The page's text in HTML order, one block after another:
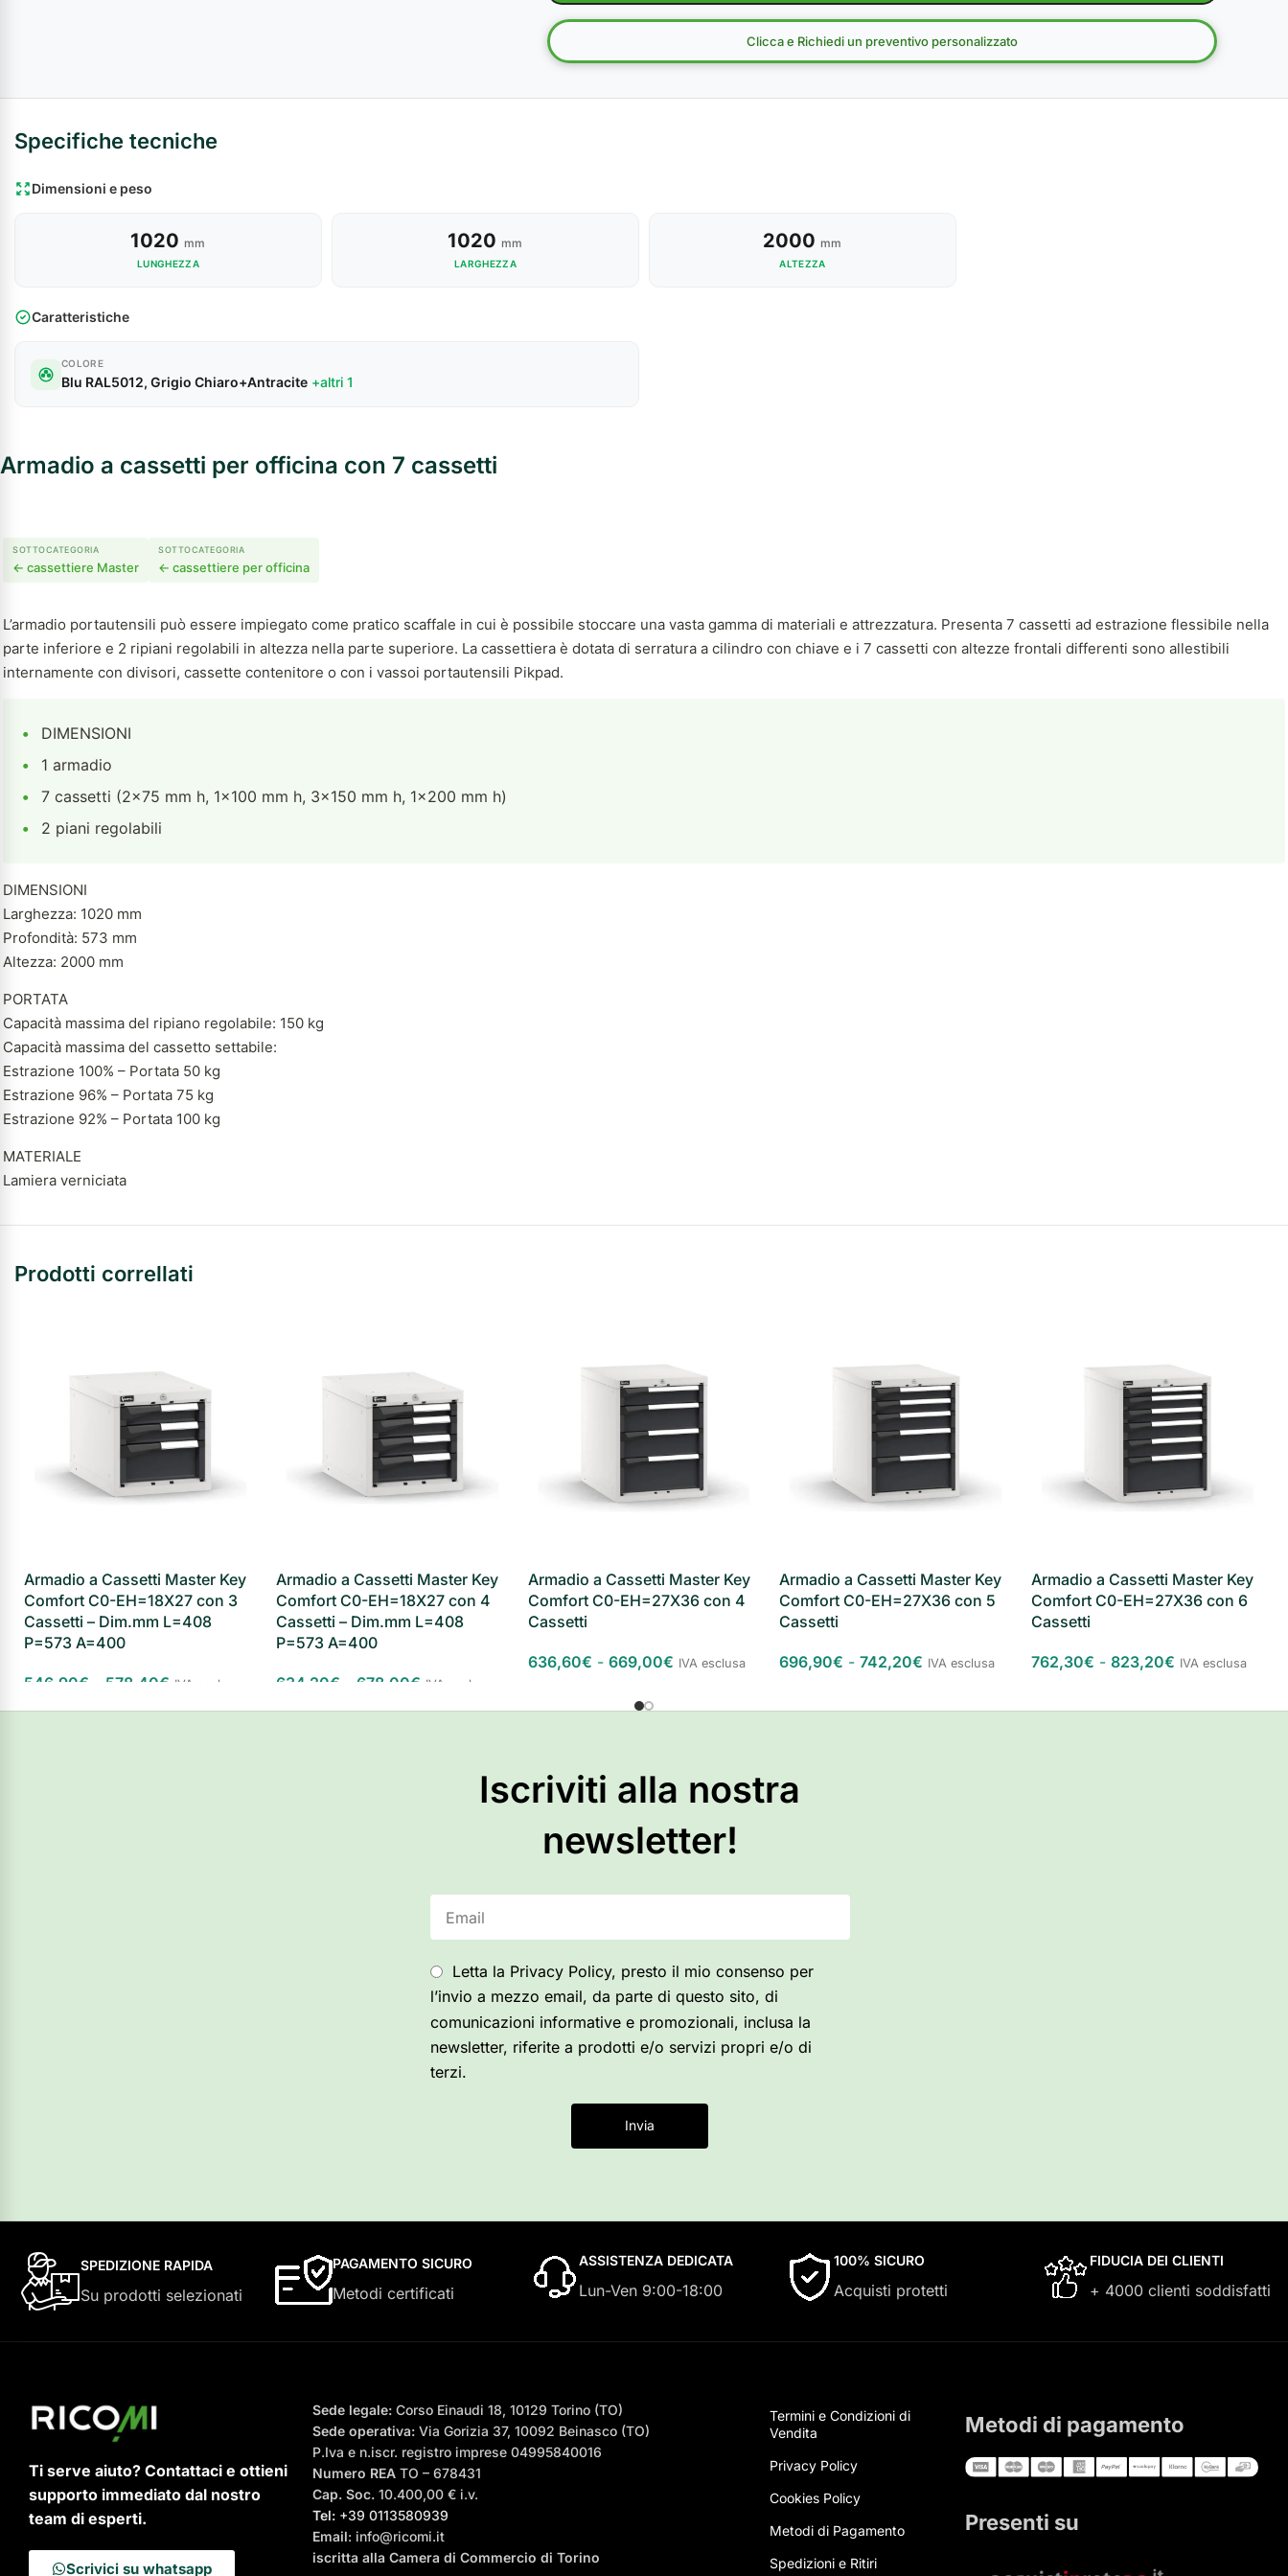
Clicca e Richiedi un preventivo personalizzato
Specifiche tecniche
Dimensioni e peso
1020mm
LUNGHEZZA
1020mm
LARGHEZZA
2000mm
ALTEZZA
Caratteristiche
COLORE
Blu RAL5012, Grigio Chiaro+Antracite +altri 1
Armadio a cassetti per officina con 7 cassetti
SOTTOCATEGORIA
← cassettiere Master
SOTTOCATEGORIA
← cassettiere per officina
L’armadio portautensili può essere impiegato come pratico scaffale in cui è possibile stoccare una vasta gamma di materiali e attrezzatura. Presenta 7 cassetti ad estrazione flessibile nella
parte inferiore e 2 ripiani regolabili in altezza nella parte superiore. La cassettiera è dotata di serratura a cilindro con chiave e i 7 cassetti con altezze frontali differenti sono allestibili
internamente con divisori, cassette contenitore o con i vassoi portautensili Pikpad.
•
DIMENSIONI
•
1 armadio
•
7 cassetti (2×75 mm h, 1×100 mm h, 3×150 mm h, 1×200 mm h)
•
2 piani regolabili
DIMENSIONI
Larghezza: 1020 mm
Profondità: 573 mm
Altezza: 2000 mm
PORTATA
Capacità massima del ripiano regolabile: 150 kg
Capacità massima del cassetto settabile:
Estrazione 100% – Portata 50 kg
Estrazione 96% – Portata 75 kg
Estrazione 92% – Portata 100 kg
MATERIALE
Lamiera verniciata
Prodotti correllati
Armadio a Cassetti Master Key
Comfort C0-EH=18X27 con 3
Cassetti – Dim.mm L=408
P=573 A=400
546,90€ 578,40€ IVA esclusa
Armadio a Cassetti Master Key
Comfort C0-EH=18X27 con 4
Cassetti – Dim.mm L=408
P=573 A=400
634,20€ 678,00€ IVA esclusa
Armadio a Cassetti Master Key
Comfort C0-EH=27X36 con 4
Cassetti
636,60€ - 669,00€ IVA esclusa
Armadio a Cassetti Master Key
Comfort C0-EH=27X36 con 5
Cassetti
696,90€ - 742,20€ IVA esclusa
Armadio a Cassetti Master Key
Comfort C0-EH=27X36 con 6
Cassetti
762,30€ - 823,20€ IVA esclusa
Iscriviti alla nostra
newsletter!
Letta la Privacy Policy, presto il mio consenso per
l’invio a mezzo email, da parte di questo sito, di
comunicazioni informative e promozionali, inclusa la
newsletter, riferite a prodotti e/o servizi propri e/o di
terzi.
Invia
SPEDIZIONE RAPIDA
Su prodotti selezionati
PAGAMENTO SICURO
Metodi certificati
ASSISTENZA DEDICATA
Lun-Ven 9:00-18:00
100% SICURO
Acquisti protetti
FIDUCIA DEI CLIENTI
+ 4000 clienti soddisfatti
Ti serve aiuto? Contattaci e ottieni
supporto immediato dal nostro
team di esperti.
Scrivici su whatsapp
Sede legale: Corso Einaudi 18, 10129 Torino (TO)
Sede operativa: Via Gorizia 37, 10092 Beinasco (TO)
P.Iva e n.iscr. registro imprese 04995840016
Numero REATO – 678431
Cap. Soc. 10.400,00 € i.v.
Tel: +39 0113580939
Email: info@ricomi.it
iscritta alla Camera di Commercio di Torino
Termini e Condizioni di
Vendita
Privacy Policy
Cookies Policy
Metodi di Pagamento
Spedizioni e Ritiri
Metodi di pagamento
Presenti su